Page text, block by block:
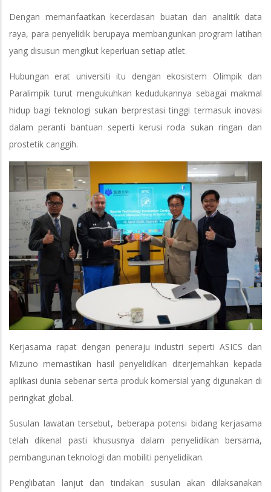
Dengan memanfaatkan kecerdasan buatan dan analitik data
raya, para penyelidik berupaya membangunkan program latihan
yang disusun mengikut keperluan setiap atlet.
Hubungan erat universiti itu dengan ekosistem Olimpik dan
Paralimpik turut mengukuhkan kedudukannya sebagai makmal
hidup bagi teknologi sukan berprestasi tinggi termasuk inovasi
dalam peranti bantuan seperti kerusi roda sukan ringan dan
prostetik canggih.
Kerjasama rapat dengan peneraju industri seperti ASICS dan
Mizuno memastikan hasil penyelidikan diterjemahkan kepada
aplikasi dunia sebenar serta produk komersial yang digunakan di
peringkat global.
Susulan lawatan tersebut, beberapa potensi bidang kerjasama
telah dikenal pasti khususnya dalam penyelidikan bersama,
pembangunan teknologi dan mobiliti penyelidikan.
Penglibatan lanjut dan tindakan susulan akan dilaksanakan